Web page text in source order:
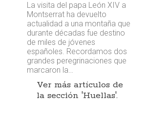
La visita del papa León XIV a
Montserrat ha devuelto
actualidad a una montaña que
durante décadas fue destino
de miles de jóvenes
españoles. Recordamos dos
grandes peregrinaciones que
marcaron la…
Ver más artículos de
la sección 'Huellas'.